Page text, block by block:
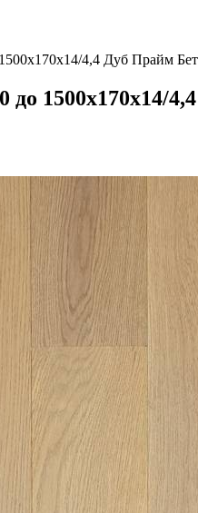
4,4 Дуб Прайм
до 1500х170х14/